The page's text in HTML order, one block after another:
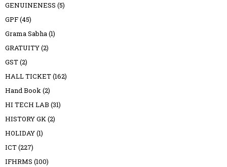
GENUINENESS (5)
GPF(45)
Grama Sabha(1)
GRATUITY(2)
GST(2)
HALL TICKET(162)
Hand Book(2)
HI TECH LAB (31)
HISTORY GK(2)
HOLIDAY(1)
ICT(227)
IFHRMS (100)